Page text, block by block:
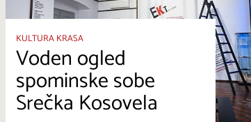
KULTURA KRASA
Voden ogled
spominske sobe
Srečka Kosovela